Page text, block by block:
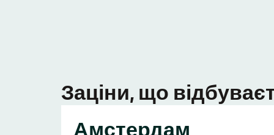
Заціни, що
Амстердам